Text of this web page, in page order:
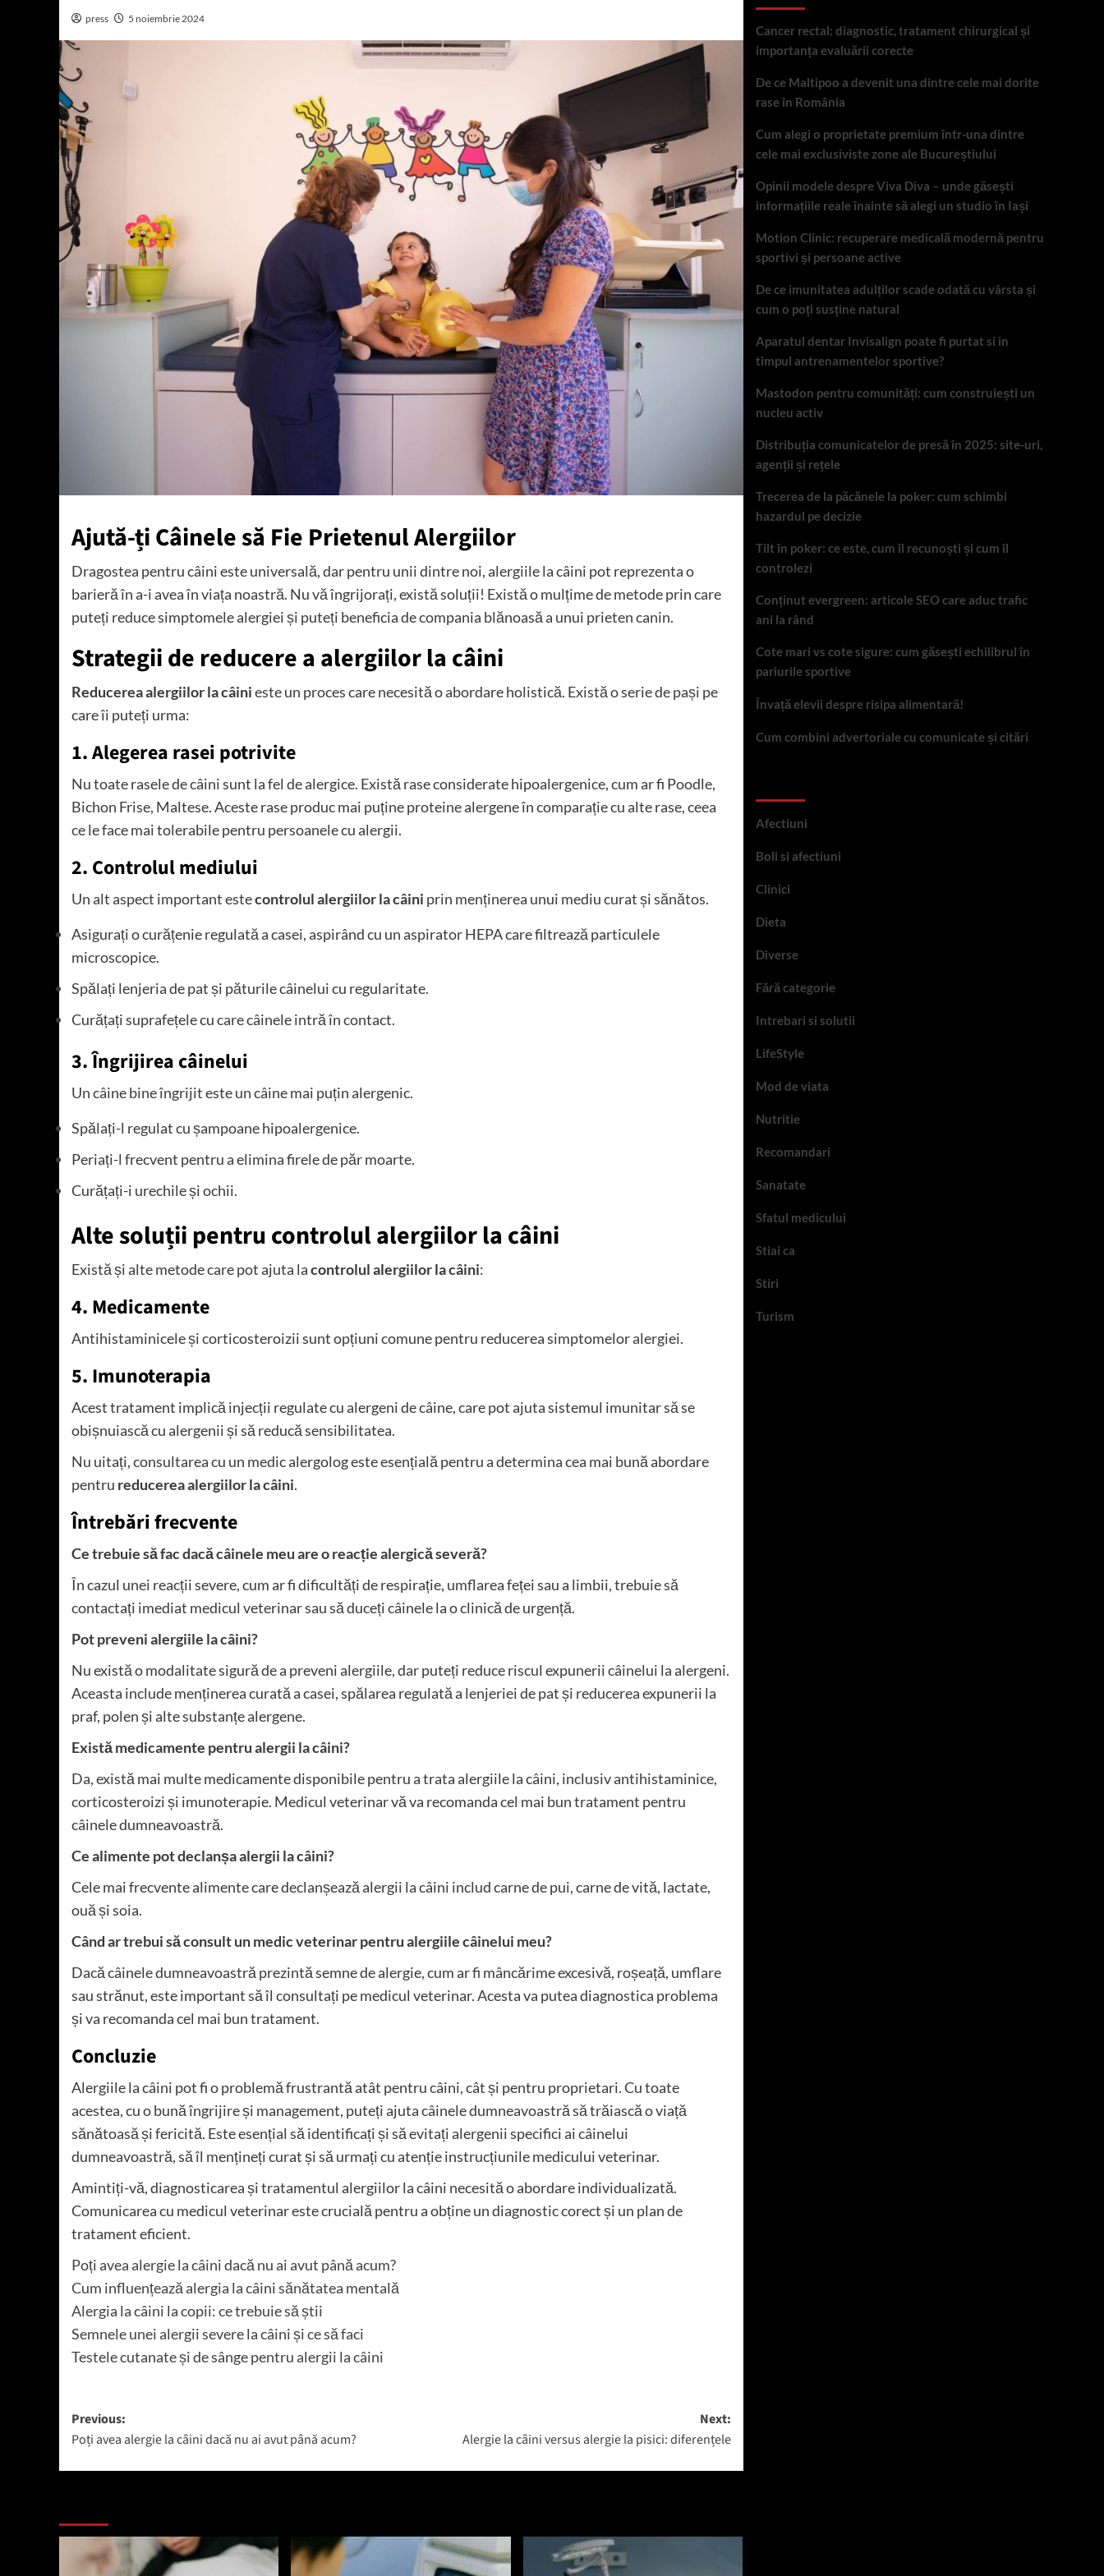
press 5 noiembrie 2024
Ajută-ți Câinele să Fie Prietenul Alergiilor
Dragostea pentru câini este universală, dar pentru unii dintre noi, alergiile la câini pot reprezenta o
barieră în a-i avea în viața noastră. Nu vă îngrijorați, există soluții! Există o mulțime de metode prin care
puteți reduce simptomele alergiei și puteți beneficia de compania blănoasă a unui prieten canin.
Strategii de reducere a alergiilor la câini
Reducerea alergiilor la câinieste un proces care necesită o abordare holistică. Există o serie de pași pe
care îi puteți urma:
1. Alegerea rasei potrivite
Nu toate rasele de câini sunt la fel de alergice. Există rase considerate hipoalergenice, cum ar fi Poodle,
Bichon Frise, Maltese. Aceste rase produc mai puține proteine ​​alergene în comparație cu alte rase, ceea
ce le face mai tolerabile pentru persoanele cu alergii.
2. Controlul mediului
Un alt aspect important estecontrolul alergiilor la câini prin menținerea unui mediu curat și sănătos.
Asigurați o curățenie regulată a casei, aspirând cu un aspirator HEPA care filtrează particulele
microscopice.
Spălați lenjeria de pat și păturile câinelui cu regularitate.
Curățați suprafețele cu care câinele intră în contact.
3. Îngrijirea câinelui
Un câine bine îngrijit este un câine mai puțin alergenic.
Spălați-l regulat cu șampoane hipoalergenice.
Periați-l frecvent pentru a elimina firele de păr moarte.
Curățați-i urechile și ochii.
Alte soluții pentru controlul alergiilor la câini
Există și alte metode care pot ajuta lacontrolul alergiilor la câini:
4. Medicamente
Antihistaminicele și corticosteroizii sunt opțiuni comune pentru reducerea simptomelor alergiei.
5. Imunoterapia
Acest tratament implică injecții regulate cu alergeni de câine, care pot ajuta sistemul imunitar să se
obișnuiască cu alergenii și să reducă sensibilitatea.
Nu uitați, consultarea cu un medic alergolog este esențială pentru a determina cea mai bună abordare
pentru reducerea alergiilor la câini.
Întrebări frecvente
Ce trebuie să fac dacă câinele meu are o reacție alergică severă?
În cazul unei reacții severe, cum ar fi dificultăți de respirație, umflarea feței sau a limbii, trebuie să
contactați imediat medicul veterinar sau să duceți câinele la o clinică de urgență.
Pot preveni alergiile la câini?
Nu există o modalitate sigură de a preveni alergiile, dar puteți reduce riscul expunerii câinelui la alergeni.
Aceasta include menținerea curată a casei, spălarea regulată a lenjeriei de pat și reducerea expunerii la
praf, polen și alte substanțe alergene.
Există medicamente pentru alergii la câini?
Da, există mai multe medicamente disponibile pentru a trata alergiile la câini, inclusiv antihistaminice,
corticosteroizi și imunoterapie. Medicul veterinar vă va recomanda cel mai bun tratament pentru
câinele dumneavoastră.
Ce alimente pot declanșa alergii la câini?
Cele mai frecvente alimente care declanșează alergii la câini includ carne de pui, carne de vită, lactate,
ouă și soia.
Când ar trebui să consult un medic veterinar pentru alergiile câinelui meu?
Dacă câinele dumneavoastră prezintă semne de alergie, cum ar fi mâncărime excesivă, roșeață, umflare
sau strănut, este important să îl consultați pe medicul veterinar. Acesta va putea diagnostica problema
și va recomanda cel mai bun tratament.
Concluzie
Alergiile la câini pot fi o problemă frustrantă atât pentru câini, cât și pentru proprietari. Cu toate
acestea, cu o bună îngrijire și management, puteți ajuta câinele dumneavoastră să trăiască o viață
sănătoasă și fericită. Este esențial să identificați și să evitați alergenii specifici ai câinelui
dumneavoastră, să îl mențineți curat și să urmați cu atenție instrucțiunile medicului veterinar.
Amintiți-vă, diagnosticarea și tratamentul alergiilor la câini necesită o abordare individualizată.
Comunicarea cu medicul veterinar este crucială pentru a obține un diagnostic corect și un plan de
tratament eficient.
Poți avea alergie la câini dacă nu ai avut până acum?
Cum influențează alergia la câini sănătatea mentală
Alergia la câini la copii: ce trebuie să știi
Semnele unei alergii severe la câini și ce să faci
Testele cutanate și de sânge pentru alergii la câini
Post
navigation
Previous:
Poți avea alergie la câini dacă nu ai avut până acum?
Next:
Alergie la câini versus alergie la pisici: diferențele
Cancer rectal: diagnostic, tratament chirurgical și
importanța evaluării corecte
De ce Maltipoo a devenit una dintre cele mai dorite
rase în România
Cum alegi o proprietate premium într-una dintre
cele mai exclusiviste zone ale Bucureștiului
Opinii modele despre Viva Diva – unde găsești
informațiile reale înainte să alegi un studio în Iași
Motion Clinic: recuperare medicală modernă pentru
sportivi și persoane active
De ce imunitatea adulților scade odată cu vârsta și
cum o poți susține natural
Aparatul dentar Invisalign poate fi purtat si in
timpul antrenamentelor sportive?
Mastodon pentru comunități: cum construiești un
nucleu activ
Distribuția comunicatelor de presă în 2025: site-uri,
agenții și rețele
Trecerea de la păcănele la poker: cum schimbi
hazardul pe decizie
Tilt în poker: ce este, cum îl recunoști și cum îl
controlezi
Conținut evergreen: articole SEO care aduc trafic
ani la rând
Cote mari vs cote sigure: cum găsești echilibrul în
pariurile sportive
Învață elevii despre risipa alimentară!
Cum combini advertoriale cu comunicate și citări
Afectiuni
Boli si afectiuni
Clinici
Dieta
Diverse
Fără categorie
Intrebari si solutii
LifeStyle
Mod de viata
Nutritie
Recomandari
Sanatate
Sfatul medicului
Stiai ca
Stiri
Turism